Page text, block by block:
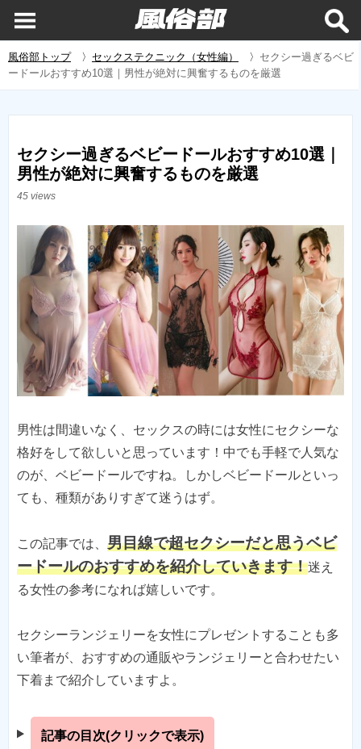
風俗部トップ〉 セックステクニック（女性編） 〉 セクシー過ぎるベビ
ードールおすすめ10選｜男性が絶対に興奮するものを厳選
セクシー過ぎるベビードールおすすめ10選｜
男性が絶対に興奮するものを厳選
45 views
男性は間違いなく、セックスの時には女性にセクシーな
格好をして欲しいと思っています！中でも手軽で人気な
のが、ベビードールですね。しかしベビードールといっ
ても、種類がありすぎて迷うはず。
この記事では、 男目線で超セクシーだと思うベビ
ードールのおすすめを紹介していきます！迷え
る女性の参考になれば嬉しいです。
セクシーランジェリーを女性にプレゼントすることも多
い筆者が、おすすめの通販やランジェリーと合わせたい
下着まで紹介していますよ。
記事の目次(クリックで表示)